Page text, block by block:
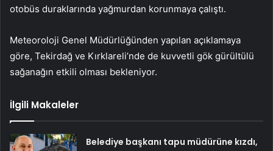
otobüs duraklarında yağmurdan korunmaya çalıştı.
Meteoroloji Genel Müdürlüğünden yapılan açıklamaya
göre, Tekirdağ ve Kırklareli’nde de kuvvetli gök gürültülü
sağanağın etkili olması bekleniyor.
İlgili Makaleler
Belediye başkanı tapu müdürüne kızdı,